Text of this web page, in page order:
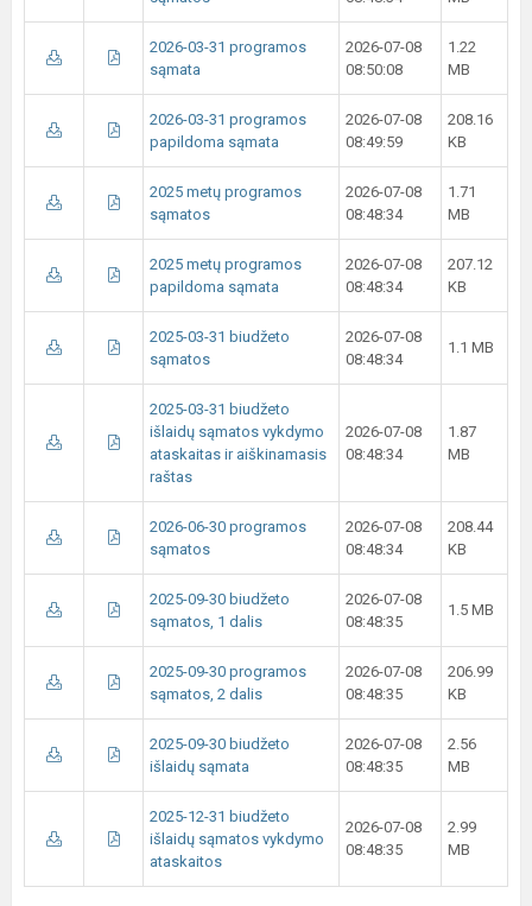
2026-03-31 programos
sąmata
2026-07-08
08:50:08
1.22
MB
2026-03-31 programos
papildoma sąmata
2026-07-08
08:49:59
208.16
KB
2025 metų programos
sąmatos
2026-07-08
08:48:34
1.71
MB
2025 metų programos
papildoma sąmata
2026-07-08
08:48:34
207.12
KB
2025-03-31 biudžeto
sąmatos
2026-07-08
08:48:34
1.1 MB
2025-03-31 biudžeto
išlaidų sąmatos vykdymo
ataskaitas ir aiškinamasis
raštas
2026-07-08
08:48:34
1.87
MB
2026-06-30 programos
sąmatos
2026-07-08
08:48:34
208.44
KB
2025-09-30 biudžeto
sąmatos, 1 dalis
2026-07-08
08:48:35
1.5 MB
2025-09-30 programos
sąmatos, 2 dalis
2026-07-08
08:48:35
206.99
KB
2025-09-30 biudžeto
išlaidų sąmata
2026-07-08
08:48:35
2.56
MB
2025-12-31 biudžeto
išlaidų sąmatos vykdymo
ataskaitos
2026-07-08
08:48:35
2.99
MB